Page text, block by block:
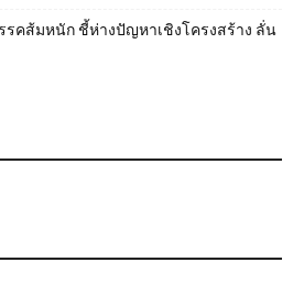
รคส้มหนัก ชี้ห่างปัญหาเชิงโครงสร้าง ลั่น